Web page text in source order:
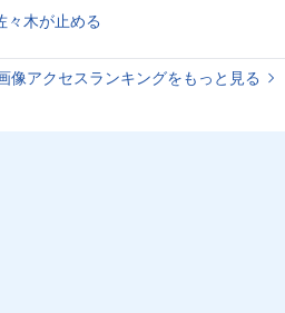
々木が止める
像アクセスランキングをもっと見る